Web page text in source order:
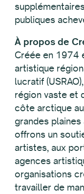
publiques
À propos de
Créée en 1974
artistique
lucratif
région vaste et
côte arctique
grandes
offrons un
artistes, aux
agences
organisations
travailler de